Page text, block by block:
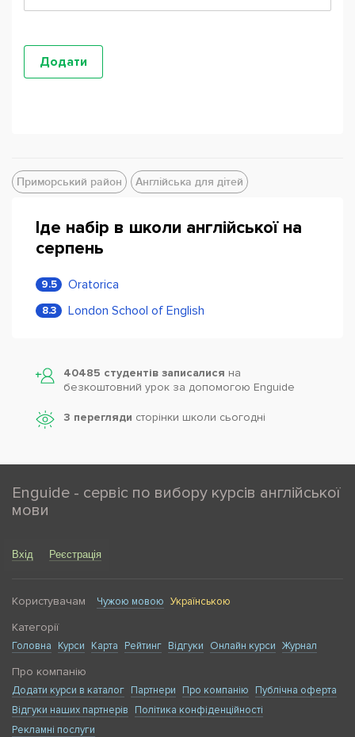
Приморський район Англійська для дітей
Іде набір в школи англійської на
серпень
9.5 Oratorica
8.3 London School of English
40485 студентів записалися на
безкоштовний урок за допомогою Enguide
3 перегляди сторінки школи cьогодні
Enguide - сервіс по вибору курсів англійської
мови
Вхід Реєстрація
Користувачам Чужою мовою Українською
Категорії
Головна Курси Карта Рейтинг Відгуки Онлайн курси Журнал
Про компанію
Додати курси в каталог Партнери Про компанію
Публічна оферта
Відгуки наших партнерів
Політика конфіденційності
Рекламні послуги